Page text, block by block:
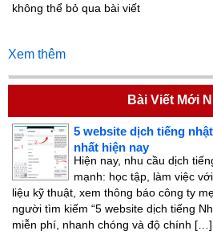
không thể bỏ qua bài viết
Xem thêm
Bài Viết Mới
5 website dịch tiếng
nhất hiện nay
Hiện nay, nhu cầu dịch
mạnh: học tập, làm việc
liệu kỹ thuật, xem thông báo công ty
người tìm kiếm “5 website dịch tiếng
miễn phí, nhanh chóng và độ chính […]